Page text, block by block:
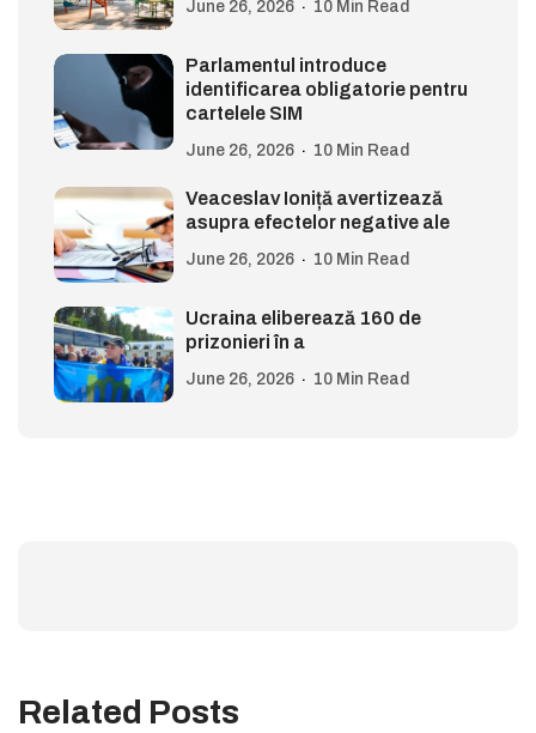
June 26, 2026 10 Min Read
Parlamentul introduce
identificarea obligatorie pentru
cartelele SIM
June 26, 2026 10 Min Read
Veaceslav Ioniță avertizează
asupra efectelor negative ale
June 26, 2026 10 Min Read
Ucraina eliberează 160 de
prizonieri în a
June 26, 2026 10 Min Read
Related Posts